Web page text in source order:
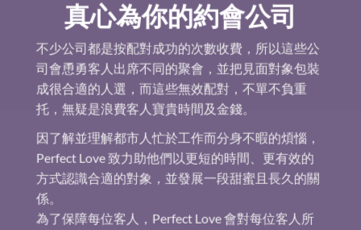
真心為你的約會公司
不少公司都是按配對成功的次數收費，所以這些公
司會恿勇客人出席不同的聚會，並把見面對象包裝
成很合適的人選，而這些無效配對，不單不負重
托，無疑是浪費客人寶貴時間及金錢。
因了解並理解都市人忙於工作而分身不暇的煩惱，
Perfect Love 致力助他們以更短的時間、更有效的
方式認識合適的對象，並發展一段甜蜜且長久的關
係。
為了保障每位客人，Perfect Love 會對每位客人所